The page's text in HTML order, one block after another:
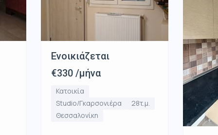
Ενοικιάζεται
€330 /μήνα
Κατοικία
Studio/Γκαρσονιέρα
28τ.μ.
Θεσσαλονίκη